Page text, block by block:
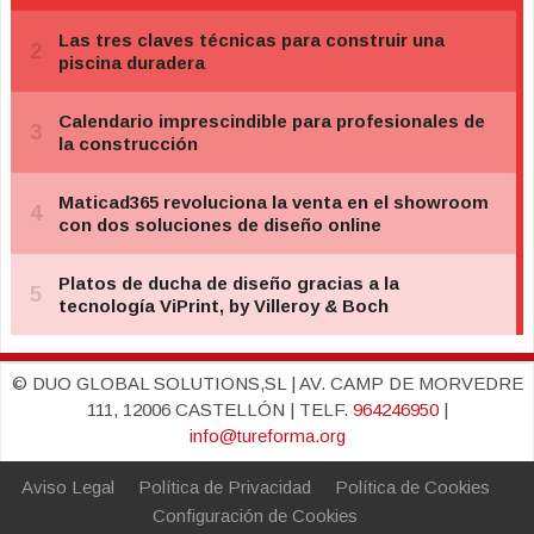
© DUO GLOBAL SOLUTIONS,SL | AV. CAMP DE MORVEDRE
111, 12006 CASTELLÓN | TELF. 964246950|
info@tureforma.org
Aviso Legal Política de Privacidad
Política de Cookies
Configuración de Cookies